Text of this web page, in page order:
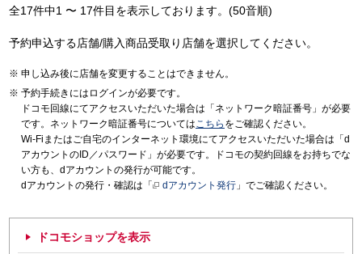
全17件中1 〜 17件目を表示しております。(50音順)
予約申込する店舗/購入商品受取り店舗を選択してください。
申し込み後に店舗を変更することはできません。
予約手続きにはログインが必要です。
ドコモ回線にてアクセスいただいた場合は「ネットワーク暗証番号」が必要
です。ネットワーク暗証番号についてはこちら をご確認ください。
Wi-Fiまたはご自宅のインターネット環境にてアクセスいただいた場合は「d
アカウントのID／パスワード」が必要です。ドコモの契約回線をお持ちでな
い方も、dアカウントの発行が可能です。
dアカウントの発行・確認は「
dアカウント発行 」でご確認ください。
ドコモショップを表示